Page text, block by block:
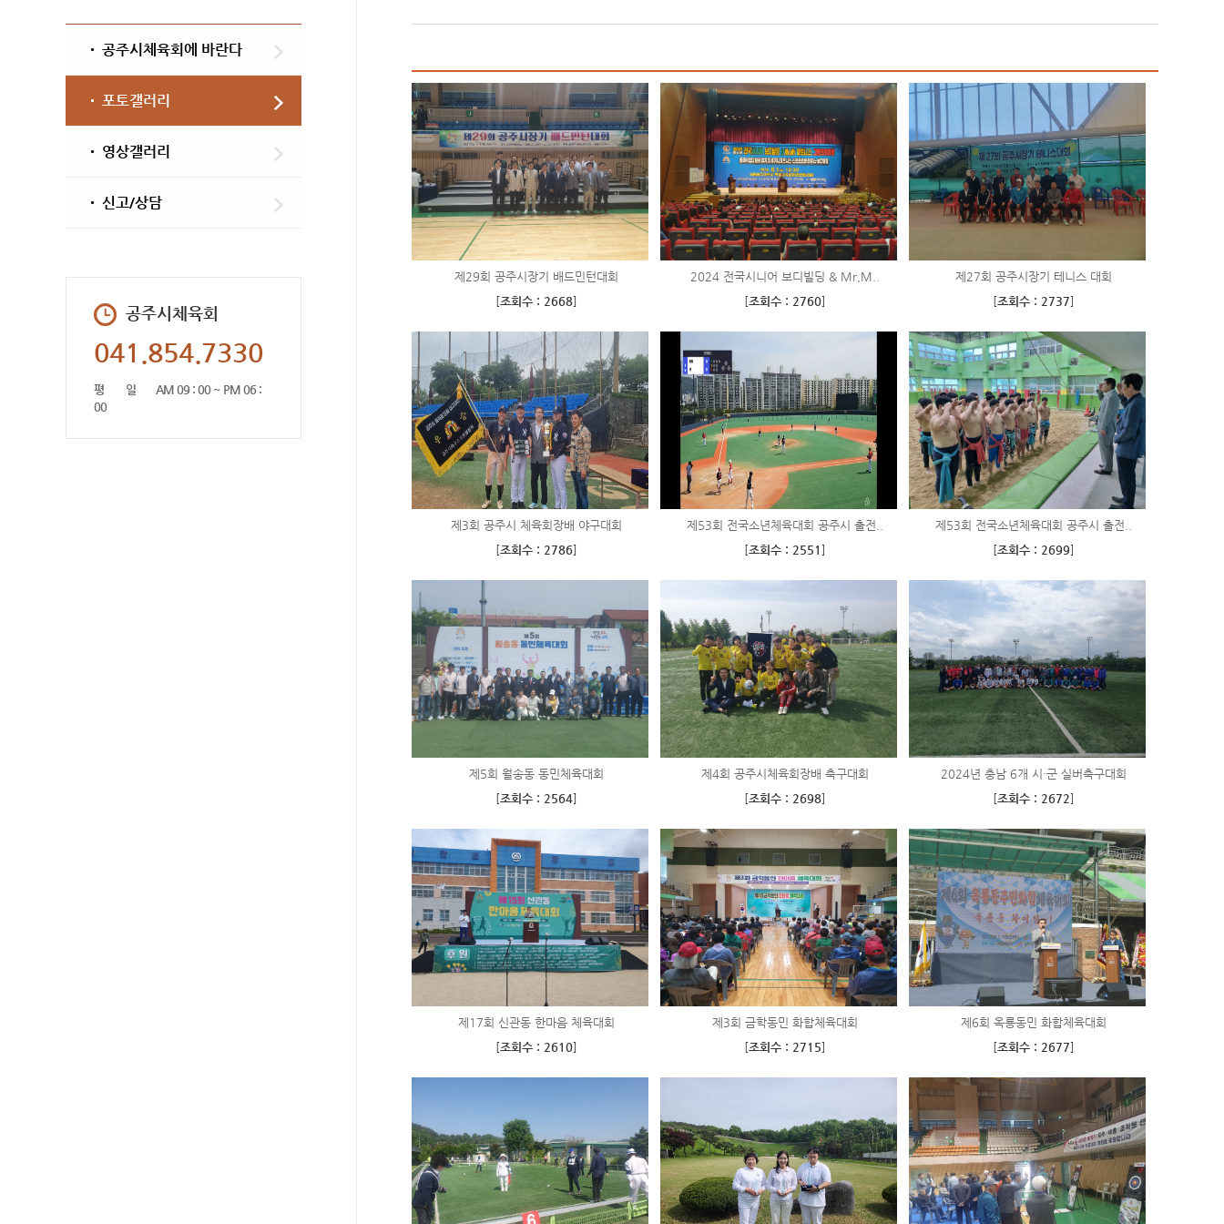
공주시체육회에 바란다
포토갤러리
영상갤러리
신고/상담
공주시체육회
041.854.7330
평 일
AM 09 : 00 ~ PM 06 :
00
제29회 공주시장기 배드민턴대회
[조회수 : 2668]
2024 전국시니어 보디빌딩 & Mr,M..
[조회수 : 2760]
제27회 공주시장기 테니스 대회
[조회수 : 2737]
제3회 공주시 체육회장배 야구대회
[조회수 : 2786]
제53회 전국소년체육대회 공주시 출전..
[조회수 : 2551 ]
제53회 전국소년체육대회 공주시 출전..
[조회수 : 2699]
제5회 월송동 동민체육대회
[조회수 : 2564]
제4회 공주시체육회장배 축구대회
[조회수 : 2698]
2024년 충남 6개 시·군 실버축구대회
[조회수 : 2672]
제17회 신관동 한마음 체육대회
[조회수 : 2610]
제3회 금학동민 화합체육대회
[조회수 : 2715]
제6회 옥룡동민 화합체육대회
[조회수 : 2677]